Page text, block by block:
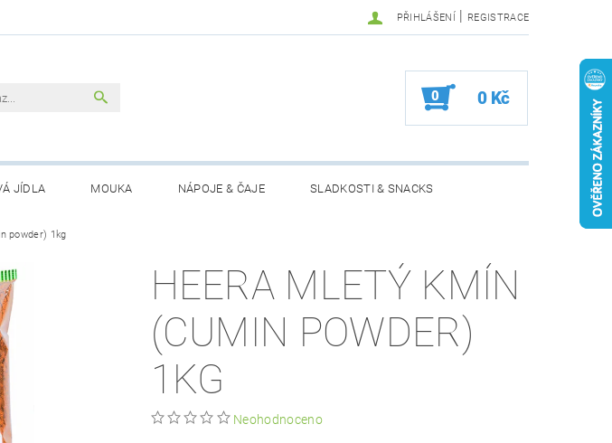
PŘIHLÁŠENÍ | REGISTRACE
0 0 Kč
JÍDLA MOUKA NÁPOJE & ČAJE SLADKOSTI & SNACKS
KONTAKTY
powder) 1kg
HEERA MLETÝ KMÍN
(CUMIN POWDER)
1KG
Neohodnoceno